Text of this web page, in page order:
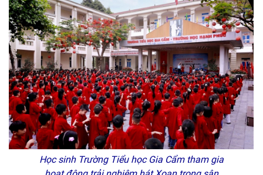
Học sinh Trường Tiểu học Gia Cẩm tham gia